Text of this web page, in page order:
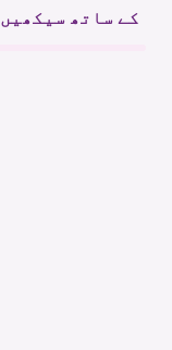
Prune کے ساتھ سیکھیں